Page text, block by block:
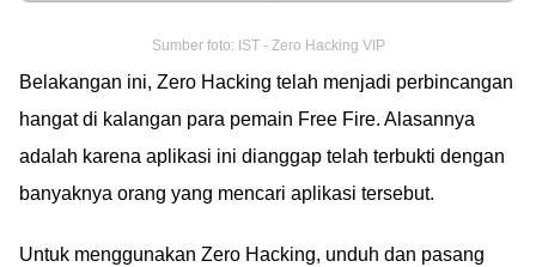
Sumber foto: IST - Zero Hacking VIP
Belakangan ini, Zero Hacking telah menjadi perbincangan
hangat di kalangan para pemain Free Fire. Alasannya
adalah karena aplikasi ini dianggap telah terbukti dengan
banyaknya orang yang mencari aplikasi tersebut.
Untuk menggunakan Zero Hacking, unduh dan pasang